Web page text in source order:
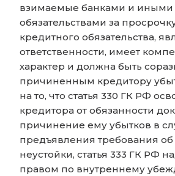
взимаемые банками и
обязательствами за
кредитного обязательства,
ответственности, имеет
характер и должна быть
причиненным кредитору
на то, что статья 330 ГК РФ
кредитора от обязанности
причинение ему убытков в
предъявления требования об
неустойки, статья 333 ГК РФ
правом по внутреннему